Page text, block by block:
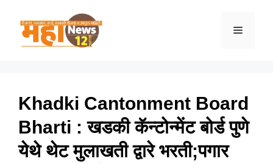
Menu
Khadki Cantonment Board
Bharti : खडकी कॅन्टोन्मेंट बोर्ड पुणे
येथे थेट मुलाखती द्वारे भरती;पगार